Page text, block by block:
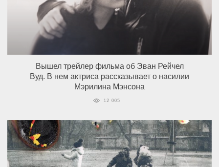
Вышел трейлер фильма об Эван Рейчел
Вуд. В нем актриса рассказывает о насилии
Мэрилина Мэнсона
12 005